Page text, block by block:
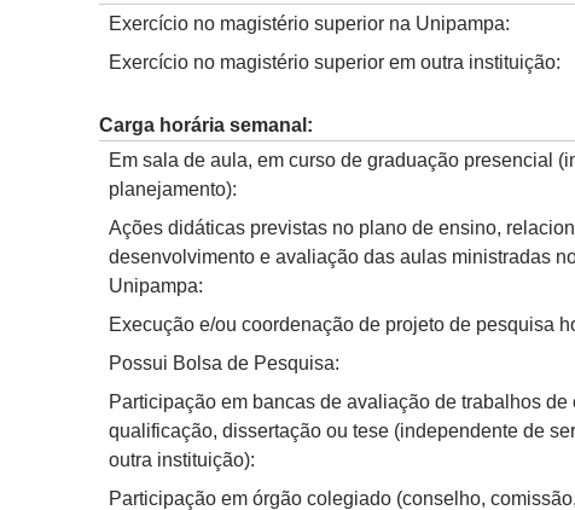
Exercício no magistério superior na Unipampa:
Exercício no magistério superior em outra instituição:
Carga horária semanal:
Em sala de aula, em curso de graduação presencial
planejamento):
Ações didáticas previstas no plano de ensino,
desenvolvimento e avaliação das aulas ministradas
Unipampa:
Execução e/ou coordenação de projeto de pesquisa
Possui Bolsa de Pesquisa:
Participação em bancas de avaliação de trabalhos
qualificação, dissertação ou tese (independente de
outra instituição):
Participação em órgão colegiado (conselho,